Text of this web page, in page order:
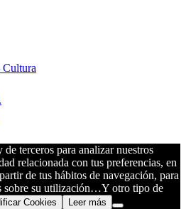
Cultura
terceros para analizar nuestros
relacionada con tus preferencias, en
de tus hábitos de navegación, para
sobre su utilización…Y otro tipo de
Cookies Leer más